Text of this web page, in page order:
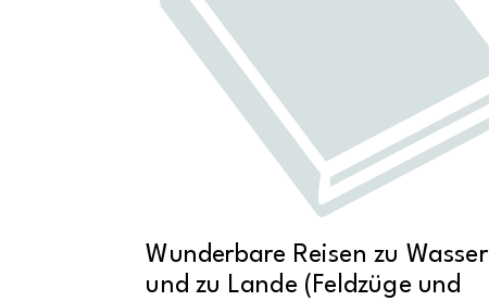
Wunderbare Reisen zu Wasser
und zu Lande (Feldzüge und